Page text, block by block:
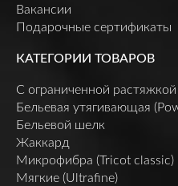
Вакансии
Подарочные сертификаты
КАТЕГОРИИ ТОВАРОВ
C ограниченной
Бельевая утягивающая
Бельевой шелк
Жаккард
Микрофибра (Tricot classic)
Мягкие (Ultrafine)